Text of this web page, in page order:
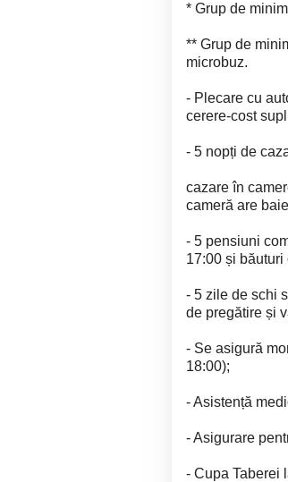
* Grup de
** Grup de
microbuz.
- Plecare cu
cerere-cost
- 5 nopți de
cazare în
cameră are
- 5 pensiuni
17:00 și băuturi
- 5 zile de schi
de pregătire și
- Se asigură
18:00);
- Asistență
- Asigurare
- Cupa Taberei